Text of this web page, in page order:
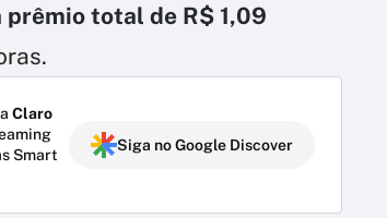
prêmio total de R$ 1,09
Claro
Smart
Siga no Google Discover